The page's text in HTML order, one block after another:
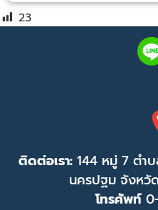
23
ติดต่อเรา: 144 หมู่ 7 ตำ
นครปฐม จังหวั
โทรศัพท์